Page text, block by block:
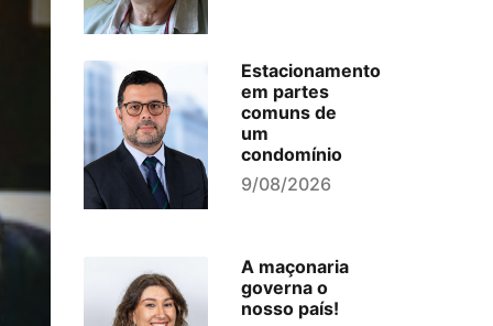
Estacionamento
em partes
comuns de
um
condomínio
9/08/2026
A maçonaria
governa o
nosso país!